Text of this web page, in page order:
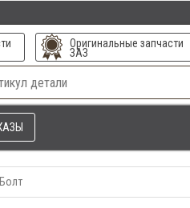
Оригинальные запчасти
ЗАЗ
Болт